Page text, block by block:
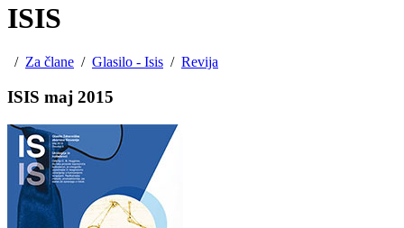
ISIS
/ Za člane / Glasilo - Isis / Revija
ISIS maj 2015